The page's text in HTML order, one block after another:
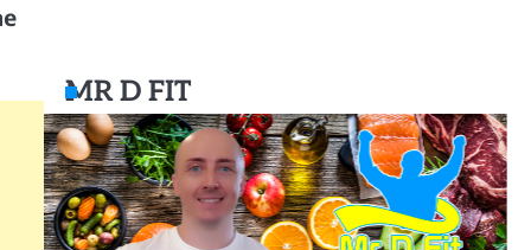
MR D FIT